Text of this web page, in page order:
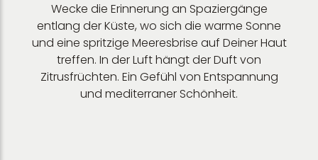
Wecke die Erinnerung an Spaziergänge
entlang der Küste, wo sich die warme Sonne
und eine spritzige Meeresbrise auf Deiner Haut
treffen. In der Luft hängt der Duft von
Zitrusfrüchten. Ein Gefühl von Entspannung
und mediterraner Schönheit.